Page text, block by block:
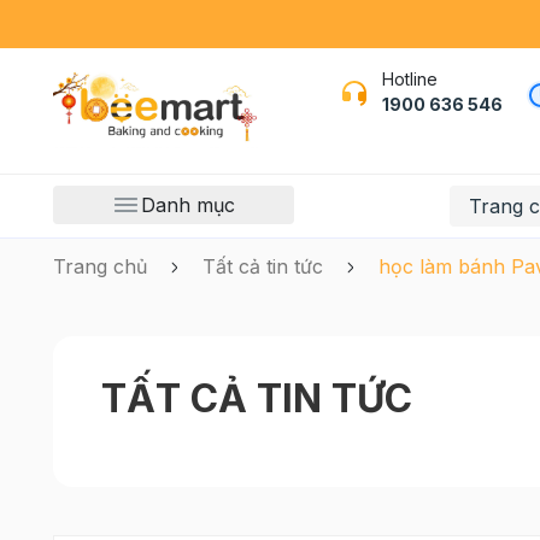
Hotline
1900 636 546
Danh mục Trang
Trang chủ Tất cả tin tức học làm bánh
TẤT CẢ TIN TỨC